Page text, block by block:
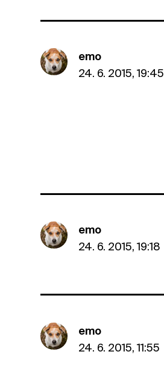
emo
24. 6. 2015, 19:45
emo
24. 6. 2015, 19:18
emo
24. 6. 2015, 11:55